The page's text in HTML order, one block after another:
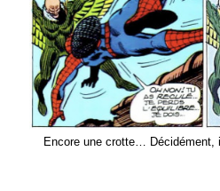
Encore une crotte… Décidément,